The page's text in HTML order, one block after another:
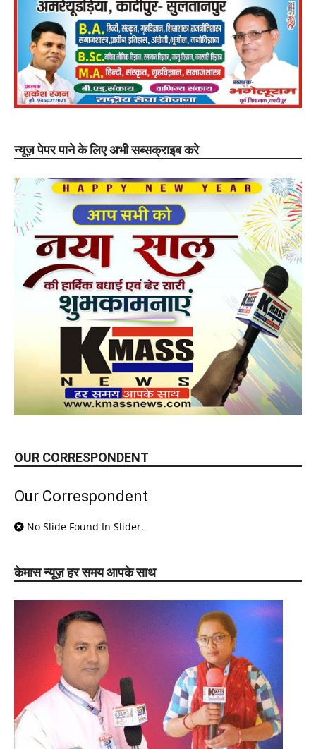
न्यूज़ पेपर पाने के लिए अभी सब्सक्राइब करे
OUR CORRESPONDENT
Our Correspondent
No Slide Found In Slider.
केमास न्यूज़ हर समय आपके साथ